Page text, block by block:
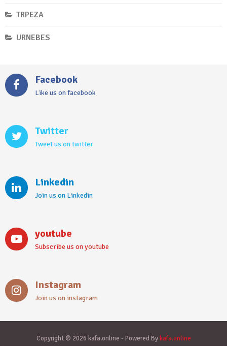
TRPEZA
URNEBES
Facebook
Like us on facebook
Twitter
Tweet us on twitter
Linkedin
Join us on Linkedin
youtube
Subscribe us on youtube
Instagram
Join us on instagram
Copyright © 2026 kafa.online - Powered Bykafa.online